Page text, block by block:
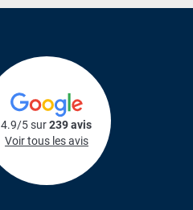
4.9/5 sur239 avis
Voir tous les avis